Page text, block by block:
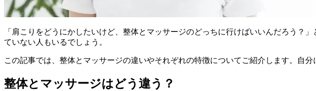
「肩こりをどうにかしたいけど、整体とマッサージのどっちに行けばいいんだろう？
ていない人もいるでしょう。
この記事では、整体とマッサージの違いやそれぞれの特徴についてご紹介します。自
整体とマッサージはどう違う？